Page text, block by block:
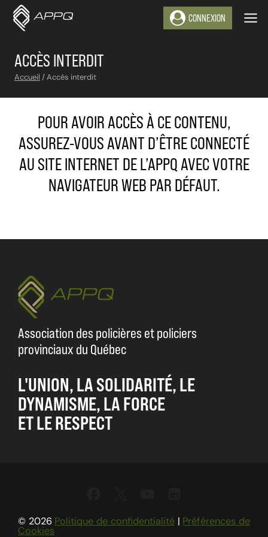
Aller
contenu
CONNEXION
ACCÈS INTERDIT
Accueil /Accès interdit
POUR AVOIR ACCÈS À CE CONTENU,
ASSUREZ-VOUS AVANT D’ÊTRE CONNECTÉ
AU SITE INTERNET DE L’APPQ AVEC VOTRE
NAVIGATEUR WEB PAR DÉFAUT.
Association des policières et policiers
provinciaux du Québec
L'UNION, LA SOLIDARITÉ, LE
DYNAMISME, LA FORCE
ET LE RESPECT
© 2026 Politique de confidentialité| Préférences de
Cookies